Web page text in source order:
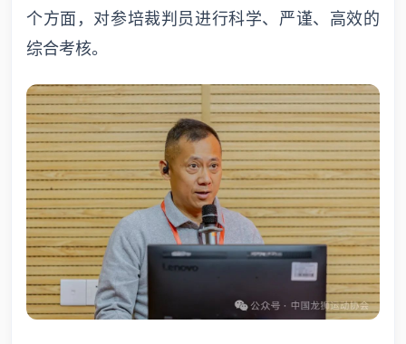
个方面，对参培裁判员进行科学、严谨、高效的
综合考核。